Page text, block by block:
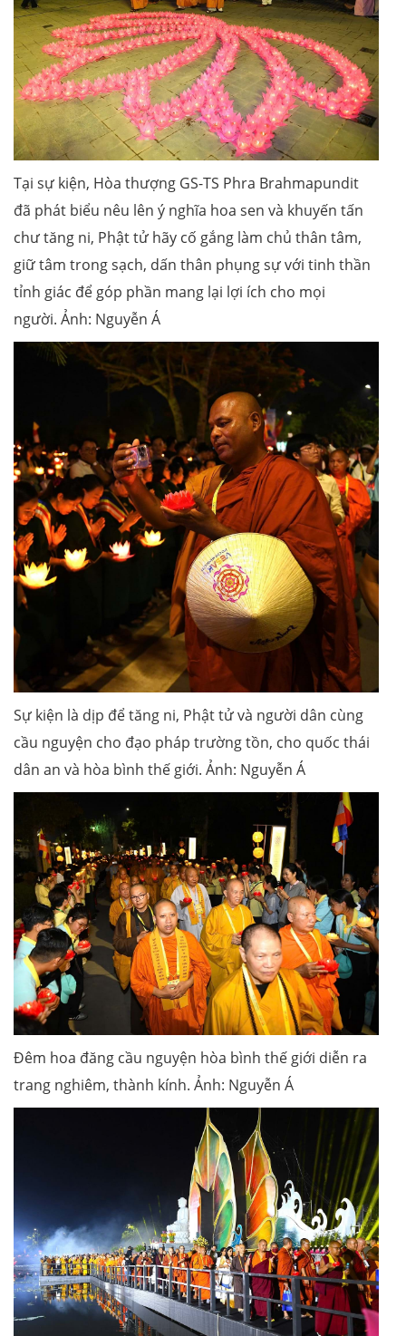
Tại sự kiện, Hòa thượng GS-TS Phra Brahmapundit
đã phát biểu nêu lên ý nghĩa hoa sen và khuyến tấn
chư tăng ni, Phật tử hãy cố gắng làm chủ thân tâm,
giữ tâm trong sạch, dấn thân phụng sự với tinh thần
tỉnh giác để góp phần mang lại lợi ích cho mọi
người. Ảnh: Nguyễn Á
Sự kiện là dịp để tăng ni, Phật tử và người dân cùng
cầu nguyện cho đạo pháp trường tồn, cho quốc thái
dân an và hòa bình thế giới. Ảnh: Nguyễn Á
Đêm hoa đăng cầu nguyện hòa bình thế giới diễn ra
trang nghiêm, thành kính. Ảnh: Nguyễn Á